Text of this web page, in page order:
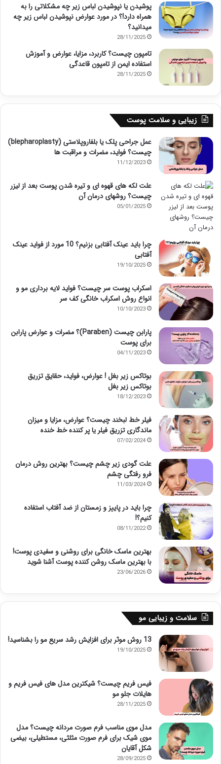
پوشیدن یا نپوشیدن لباس زیر چه مشکلاتی را به
همراه دارد!؟ در مورد عوارض نپوشیدن لباس زیر چه
میدانید؟
28/11/2025
تامپون چیست؟ کاربرد، مزایا، عوارض و آموزش
استفاده ایمن از تامپون قاعدگی
28/11/2025
زیبایی و سلامت پوست
عمل جراحی پلک یا بلفاروپلاستی (blepharoplasty)
چیست؟ فواید، مضرات و مراقبت ها
11/12/2023
علت لکه های قهوه ای و تیره شدن پوست بعد از لیزر
چیست؟ روشهای درمان آن
05/01/2025
چرا باید عینک آفتابی بزنیم؟ 10 مورد از فواید عینک
آفتابی
19/10/2025
اسکراب پوست سر چیست؟ فواید لایه برداری مو و
انواع روش اسکراب خانگی کف سر
10/10/2023
پارابن چیست (Paraben)؟ مضرات و عوارض پارابن
برای پوست
04/11/2023
بوتاکس زیر بغل ! عوارض، فواید، حقایق تزریق
بوتاکس زیر بغل
18/12/2023
فیلر خط لبخند چیست؟ عوارض، مزایا و میزان
ماندگاری تزریق فیلر یا پر کننده خط خنده
07/02/2024
علت گودی زیر چشم چیست؟ بهترین روش درمان
فرو رفتگی چشم
11/03/2024
چرا باید در پاییز و زمستان از ضد آفتاب استفاده
کنیم؟!
08/11/2022
بهترین ماسک خانگی برای روشنی و سفیدی پوست!
با بهترین ماسک روشن کننده پوست آشنا شوید
23/06/2026
سلامت و زیبایی مو
13 روش موثر برای افزایش رشد سریع مو را بشناسید!
19/10/2025
فیس فریم چیست؟ شیکترین مدل های فیس فریم و
هایلات جلو مو
28/11/2025
مدل موی مناسب فرم صورت مردانه چیست؟ مدل
موی شیک برای فرم صورت مثلثی، مستطیلی، بیضی
شکل آقایان
28/09/2025